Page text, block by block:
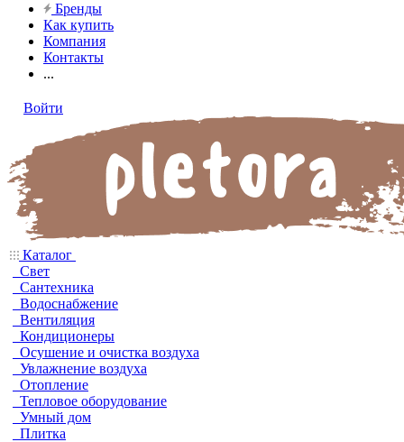
Бренды
Как купить
Компания
Контакты
...
Войти
Каталог
Свет
Сантехника
Водоснабжение
Вентиляция
Кондиционеры
Осушение и очистка воздуха
Увлажнение воздуха
Отопление
Тепловое оборудование
Умный дом
Плитка